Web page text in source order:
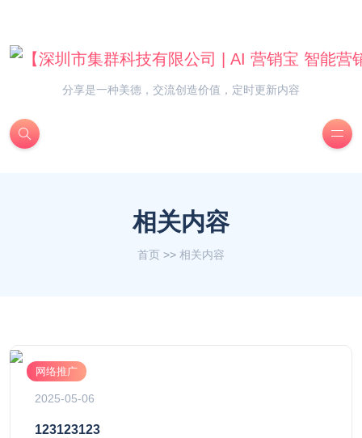
分享是一种美德，交流创造价值，定时更新内容
相关内容
首页 >> 相关内容
网络推广
2025-05-06
123123123